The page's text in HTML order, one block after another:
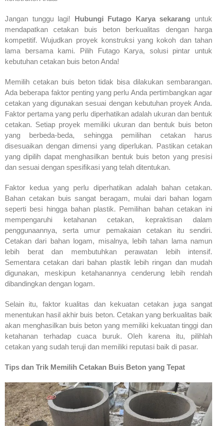
Jangan tunggu lagi! Hubungi Futago Karya sekarang untuk
mendapatkan cetakan buis beton berkualitas dengan harga
kompetitif. Wujudkan proyek konstruksi yang kokoh dan tahan
lama bersama kami. Pilih Futago Karya, solusi pintar untuk
kebutuhan cetakan buis beton Anda!
Memilih cetakan buis beton tidak bisa dilakukan sembarangan.
Ada beberapa faktor penting yang perlu Anda pertimbangkan agar
cetakan yang digunakan sesuai dengan kebutuhan proyek Anda.
Faktor pertama yang perlu diperhatikan adalah ukuran dan bentuk
cetakan. Setiap proyek memiliki ukuran dan bentuk buis beton
yang berbeda-beda, sehingga pemilihan cetakan harus
disesuaikan dengan dimensi yang diperlukan. Pastikan cetakan
yang dipilih dapat menghasilkan bentuk buis beton yang presisi
dan sesuai dengan spesifikasi yang telah ditentukan.
Faktor kedua yang perlu diperhatikan adalah bahan cetakan.
Bahan cetakan buis sangat beragam, mulai dari bahan logam
seperti besi hingga bahan plastik. Pemilihan bahan cetakan ini
mempengaruhi ketahanan cetakan, kepraktisan dalam
penggunaannya, serta umur pemakaian cetakan itu sendiri.
Cetakan dari bahan logam, misalnya, lebih tahan lama namun
lebih berat dan membutuhkan perawatan lebih intensif.
Sementara cetakan dari bahan plastik lebih ringan dan mudah
digunakan, meskipun ketahanannya cenderung lebih rendah
dibandingkan dengan logam.
Selain itu, faktor kualitas dan kekuatan cetakan juga sangat
menentukan hasil akhir buis beton. Cetakan yang berkualitas baik
akan menghasilkan buis beton yang memiliki kekuatan tinggi dan
ketahanan terhadap cuaca buruk. Oleh karena itu, pilihlah
cetakan yang sudah teruji dan memiliki reputasi baik di pasar.
Tips dan Trik Memilih Cetakan Buis Beton yang Tepat